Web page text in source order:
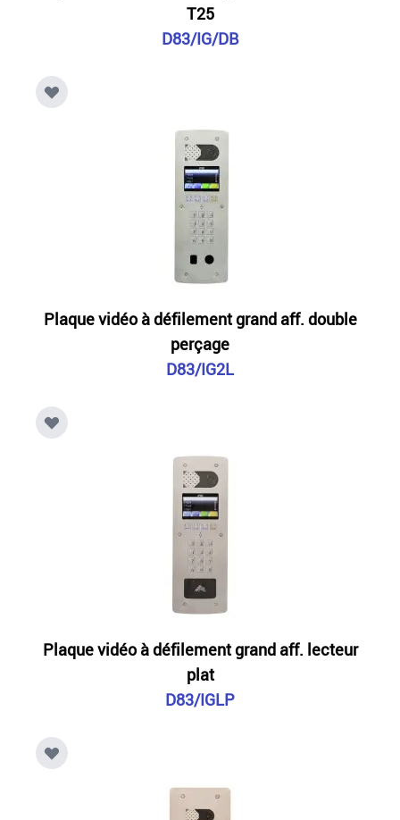
T25
D83/IG/DB
Plaque vidéo à défilement grand aff. double
perçage
D83/IG2L
Plaque vidéo à défilement grand aff. lecteur
plat
D83/IGLP